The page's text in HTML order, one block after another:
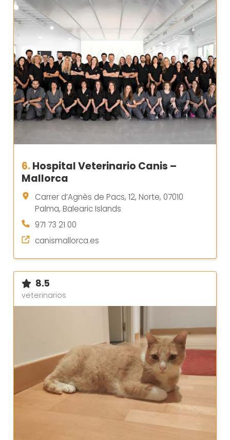
6.Hospital Veterinario Canis –
Mallorca
Carrer d’Agnès de Pacs, 12, Norte, 07010
Palma, Balearic Islands
971 73 21 00
canismallorca.es
8.5
veterinarios